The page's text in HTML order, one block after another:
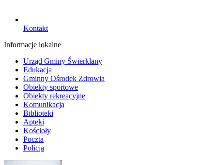
Kontakt
Informacje lokalne
Urząd Gminy Świerklany
Edukacja
Gminny Ośrodek Zdrowia
Obiekty sportowe
Obiekty rekreacyjne
Komunikacja
Biblioteki
Apteki
Kościoły
Poczta
Policja